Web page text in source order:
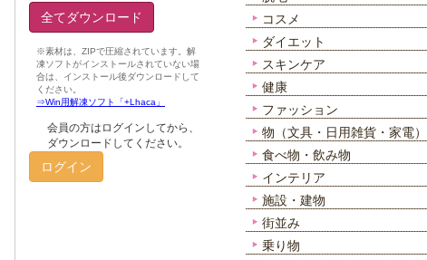
全てダウンロード
会員の方はログインしてから、
ダウンロードしてください。
ログイン
コスメ
ダイエット
スキンケア
健康
ファッション
物（文具・日用雑貨・家電）
食べ物・飲み物
インテリア
施設・建物
街並み
乗り物